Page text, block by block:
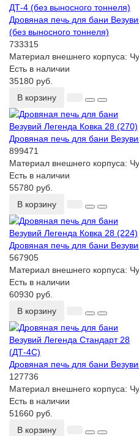
Дровяная печь для бани
(без выносного тоннеля)
733315
Материал внешнего корпуса:
Есть в наличии
35180 руб.
В корзину
Дровяная печь для бани
899471
Материал внешнего корпуса:
Есть в наличии
55780 руб.
В корзину
Дровяная печь для бани
567905
Материал внешнего корпуса:
Есть в наличии
60930 руб.
В корзину
Дровяная печь для бани
127736
Материал внешнего корпуса:
Есть в наличии
51660 руб.
В корзину